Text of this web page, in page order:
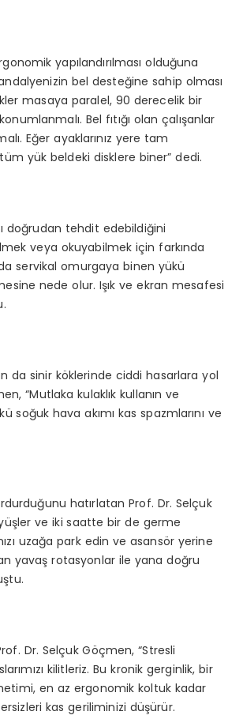
yapılandırılması olduğuna
bel desteğine sahip olması
masaya paralel, 90 derecelik bir
Bel fıtığı olan çalışanlar
Eğer ayaklarınız yere tam
yük beldeki disklere biner” dedi.
doğrudan tehdit edebildiğini
veya okuyabilmek için farkında
servikal omurgaya binen yükü
nede olur. Işık ve ekran mesafesi
da sinir köklerinde ciddi hasarlara yol
“Mutlaka kulaklık kullanın ve
hava akımı kas spazmlarını ve
hatırlatan Prof. Dr. Selçuk
ve iki saatte bir de germe
uzağa park edin ve asansör yerine
yavaş rotasyonlar ile yana doğru
Dr. Selçuk Göçmen, “Stresli
kilitleriz. Bu kronik gerginlik, bir
en az ergonomik koltuk kadar
kas geriliminizi düşürür.